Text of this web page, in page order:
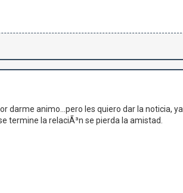
darme animo...pero les quiero dar la noticia, ya
termine la relaciÃ³n se pierda la amistad.